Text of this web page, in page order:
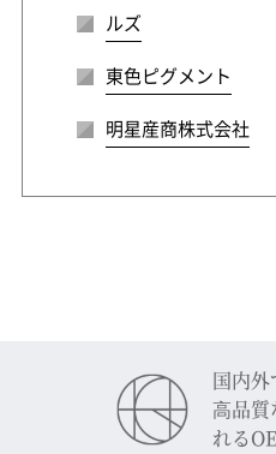
ルズ
東色ピグメント
明星産商株式会社
国内外
⾼品質
れる